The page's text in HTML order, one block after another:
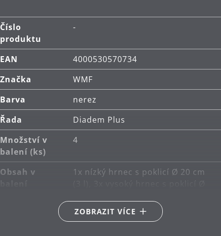
Číslo
produktu
-
EAN
4000530570734
Značka
WMF
Barva
nerez
Řada
Diadem Plus
Množství v
balení (ks)
4
Obsah v
1x nízký hrnec s poklicí Ø 20 cm
cm (6.5 l)
ZOBRAZIT VÍCE